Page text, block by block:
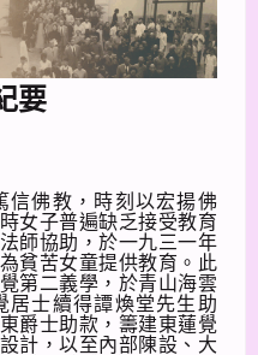
要
信佛教，時刻以宏揚佛
女子普遍缺乏接受教育
師協助，於一九三一年
貧苦女童提供教育。此
第二義學，於青山海雲
居士續得譚煥堂先生助
爵士助款，籌建東蓮覺
計，以至內部陳設、大